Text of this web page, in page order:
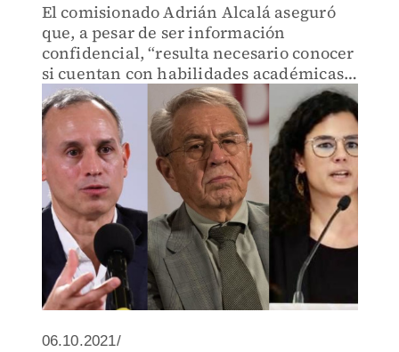
El comisionado Adrián Alcalá aseguró
que, a pesar de ser información
confidencial, “resulta necesario conocer
si cuentan con habilidades académicas
que les permitan cumplir con el
mandato".
06.10.2021/